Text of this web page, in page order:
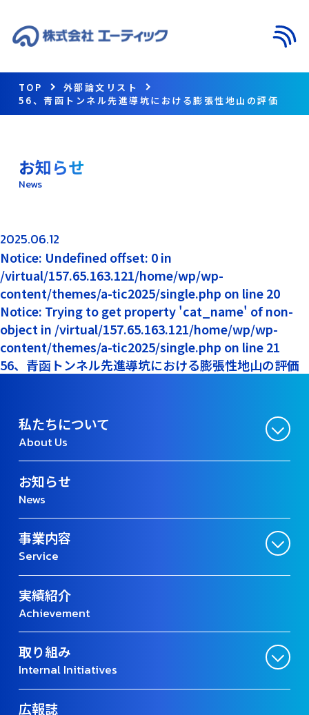
TOP
外部論文リスト
56、青函トンネル先進導坑における膨張性地山の評価
お知らせ
News
2025.06.12
Notice: Undefined offset: 0 in
/virtual/157.65.163.121/home/wp/wp-
content/themes/a-tic2025/single.php on line 20
Notice: Trying to get property 'cat_name' of non-
object in /virtual/157.65.163.121/home/wp/wp-
content/themes/a-tic2025/single.php on line 21
56、青函トンネル先進導坑における膨張性地山の評価
私たちについて
About Us
お知らせ
News
事業内容
Service
実績紹介
Achievement
取り組み
Internal Initiatives
広報誌